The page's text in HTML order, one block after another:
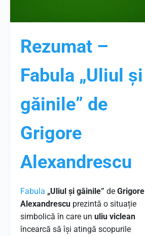
Rezumat –
Fabula „Uliul și
găinile” de
Grigore
Alexandrescu
Fabula „Uliul și găinile” de Grigore
Alexandrescu prezintă o situație
simbolică în care un uliu viclean
încearcă să își atingă scopurile